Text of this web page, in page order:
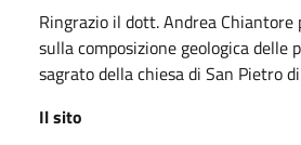
Ringrazio il dott. Andrea Chiantore
sulla composizione geologica
sagrato della chiesa di San Pietro
Il sito